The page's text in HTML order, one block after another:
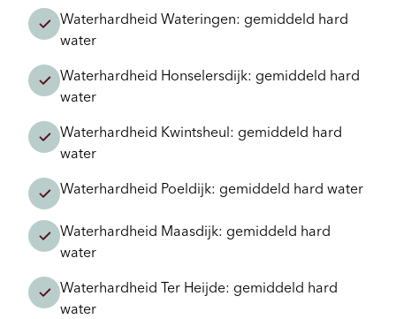
Waterhardheid Wateringen: gemiddeld hard
water
Waterhardheid Honselersdijk: gemiddeld hard
water
Waterhardheid Kwintsheul: gemiddeld hard
water
Waterhardheid Poeldijk: gemiddeld hard water
Waterhardheid Maasdijk: gemiddeld hard
water
Waterhardheid Ter Heijde: gemiddeld hard
water